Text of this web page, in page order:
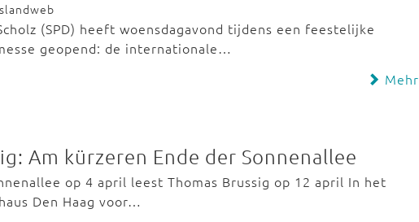
(SPD) heeft woensdagavond tijdens een feestelijke
geopend: de internationale…
Mehr
Am kürzeren Ende der Sonnenallee
op 4 april leest Thomas Brussig op 12 april In het
Den Haag voor…